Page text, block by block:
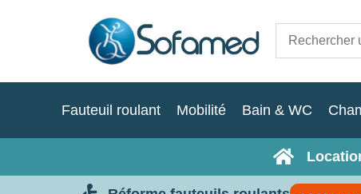
Fauteuil roulant Mobilité Bain & WC